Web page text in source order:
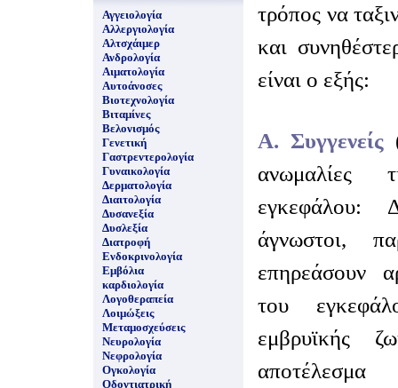
Αγγειολογία
Αλλεργιολογία
Αλτσχάιμερ
Ανδρολογία
Αιματολογία
Αυτοάνοσες
Βιοτεχνολογία
Βιταμίνες
Βελονισμός
Γενετική
Γαστρεντερολογία
Γυναικολογία
Δερματολογία
Διαιτολογία
Δυσανεξία
Δυσλεξία
Διατροφή
Ενδοκρινολογία
Εμβόλια
καρδιολογία
Λογοθεραπεία
Λοιμώξεις
Μεταμοσχεύσεις
Νευρολογία
Νεφρολογία
Ογκολογία
Οδοντιατρική
τρόπος να
και
είναι ο εξής:
Α. Συγγενείς
ανωμαλίες
εγκεφάλου:
άγνωστοι,
επηρεάσουν
του
εμβρυϊκής